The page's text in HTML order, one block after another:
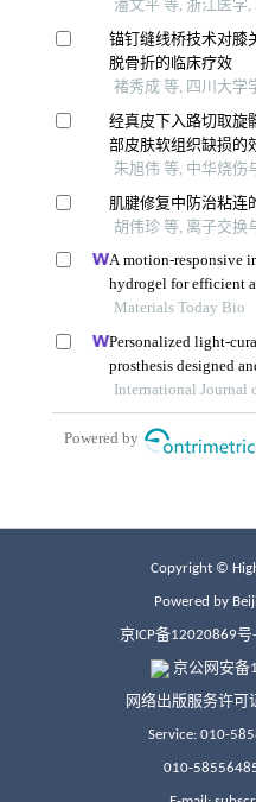
Copyright ©
Powered by
京ICP备12020869号
京公网安备
网络出版服务许可
Service: 010-
010-